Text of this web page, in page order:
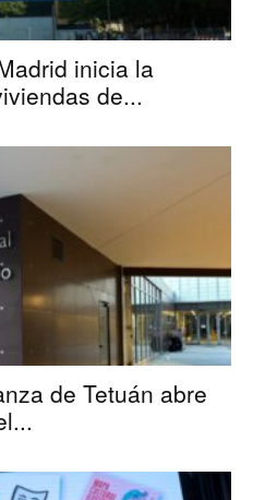
inicia la
de...
de Tetuán abre